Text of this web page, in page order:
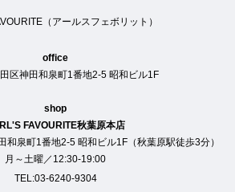
（アールスフェボリット）
office
区神田和泉町1番地2-5 昭和ビル1F
shop
FAVOURITE秋葉原本店
和泉町1番地2-5 昭和ビル1F（秋葉原駅徒歩3分）
月～土曜／12:30-19:00
TEL:03-6240-9304